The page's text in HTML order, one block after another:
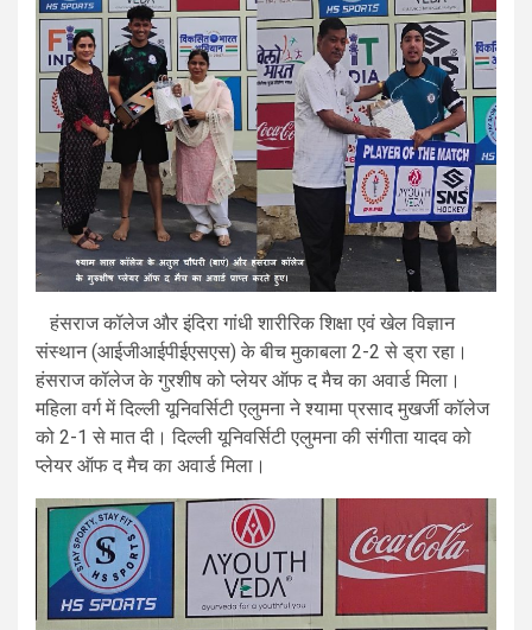
हंसराज कॉलेज और इंदिरा गांधी शारीरिक शिक्षा एवं खेल विज्ञान
संस्थान (आईजीआईपीईएसएस) के बीच मुकाबला 2-2 से ड्रा रहा।
हंसराज कॉलेज के गुरशीष को प्लेयर ऑफ द मैच का अवार्ड मिला।
महिला वर्ग में दिल्ली यूनिवर्सिटी एलुमना ने श्यामा प्रसाद मुखर्जी कॉलेज
को 2-1 से मात दी। दिल्ली यूनिवर्सिटी एलुमना की संगीता यादव को
प्लेयर ऑफ द मैच का अवार्ड मिला।